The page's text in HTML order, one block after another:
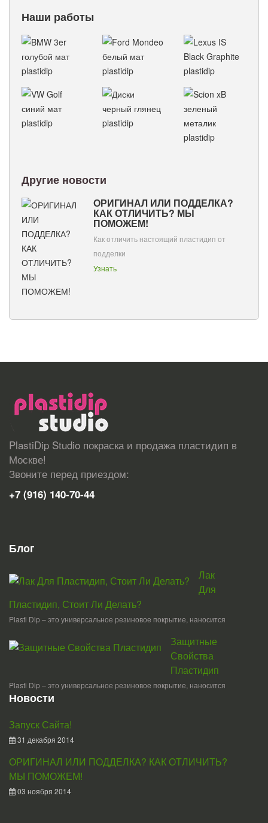
Наши работы
Другие новости
ОРИГИНАЛ ИЛИ ПОДДЕЛКА?
КАК ОТЛИЧИТЬ? МЫ
ПОМОЖЕМ!
Как отличить настоящий пластидип от
подделки
Узнать
PlastiDip Studio покраска и продажа пластидип в
Москве!
Звоните перед приездом:
+7 (916) 140-70-44
Блог
Лак
Для
Пластидип, Стоит Ли Делать?
Plasti Dip – это универсальное резиновое покрытие, наносится
Защитные
Свойства
Пластидип
Plasti Dip – это универсальное резиновое покрытие, наносится
Новости
Запуск Сайта!
31 декабря 2014
ОРИГИНАЛ ИЛИ ПОДДЕЛКА? КАК ОТЛИЧИТЬ?
МЫ ПОМОЖЕМ!
03 ноября 2014